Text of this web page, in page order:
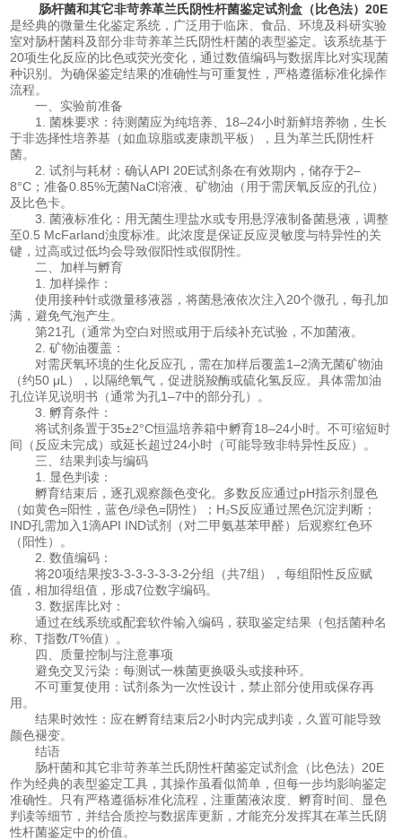
肠杆菌和其它非苛养革兰氏阴性杆菌鉴定试剂盒（比色法）20E
是经典的微量生化鉴定系统，广泛用于临床、食品、环境及科研实验
室对肠杆菌科及部分非苛养革兰氏阴性杆菌的表型鉴定。该系统基于
20项生化反应的比色或荧光变化，通过数值编码与数据库比对实现菌
种识别。为确保鉴定结果的准确性与可重复性，严格遵循标准化操作
流程。
一、实验前准备
1. 菌株要求：待测菌应为纯培养、18–24小时新鲜培养物，生长
于非选择性培养基（如血琼脂或麦康凯平板），且为革兰氏阴性杆
菌。
2. 试剂与耗材：确认API 20E试剂条在有效期内，储存于2–
8°C；准备0.85%无菌NaCl溶液、矿物油（用于需厌氧反应的孔位）
及比色卡。
3. 菌液标准化：用无菌生理盐水或专用悬浮液制备菌悬液，调整
至0.5 McFarland浊度标准。此浓度是保证反应灵敏度与特异性的关
键，过高或过低均会导致假阳性或假阴性。
二、加样与孵育
1. 加样操作：
使用接种针或微量移液器，将菌悬液依次注入20个微孔，每孔加
满，避免气泡产生。
第21孔（通常为空白对照或用于后续补充试验，不加菌液。
2. 矿物油覆盖：
对需厌氧环境的生化反应孔，需在加样后覆盖1–2滴无菌矿物油
（约50 μL），以隔绝氧气，促进脱羧酶或硫化氢反应。具体需加油
孔位详见说明书（通常为孔1–7中的部分孔）。
3. 孵育条件：
将试剂条置于35±2°C恒温培养箱中孵育18–24小时。不可缩短时
间（反应未完成）或延长超过24小时（可能导致非特异性反应）。
三、结果判读与编码
1. 显色判读：
孵育结束后，逐孔观察颜色变化。多数反应通过pH指示剂显色
（如黄色=阳性，蓝色/绿色=阴性）；H₂S反应通过黑色沉淀判断；
IND孔需加入1滴API IND试剂（对二甲氨基苯甲醛）后观察红色环
（阳性）。
2. 数值编码：
将20项结果按3-3-3-3-3-3-2分组（共7组），每组阳性反应赋
值，相加得组值，形成7位数字编码。
3. 数据库比对：
通过在线系统或配套软件输入编码，获取鉴定结果（包括菌种名
称、T指数/T%值）。
四、质量控制与注意事项
避免交叉污染：每测试一株菌更换吸头或接种环。
不可重复使用：试剂条为一次性设计，禁止部分使用或保存再
用。
结果时效性：应在孵育结束后2小时内完成判读，久置可能导致
颜色褪变。
结语
肠杆菌和其它非苛养革兰氏阴性杆菌鉴定试剂盒（比色法）20E
作为经典的表型鉴定工具，其操作虽看似简单，但每一步均影响鉴定
准确性。只有严格遵循标准化流程，注重菌液浓度、孵育时间、显色
判读等细节，并结合质控与数据库更新，才能充分发挥其在革兰氏阴
性杆菌鉴定中的价值。